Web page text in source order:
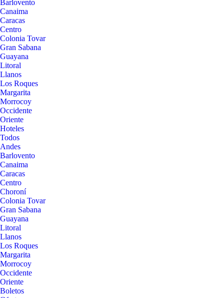
Barlovento
Canaima
Caracas
Centro
Colonia Tovar
Gran Sabana
Guayana
Litoral
Llanos
Los Roques
Margarita
Morrocoy
Occidente
Oriente
Hoteles
Todos
Andes
Barlovento
Canaima
Caracas
Centro
Choroní
Colonia Tovar
Gran Sabana
Guayana
Litoral
Llanos
Los Roques
Margarita
Morrocoy
Occidente
Oriente
Boletos